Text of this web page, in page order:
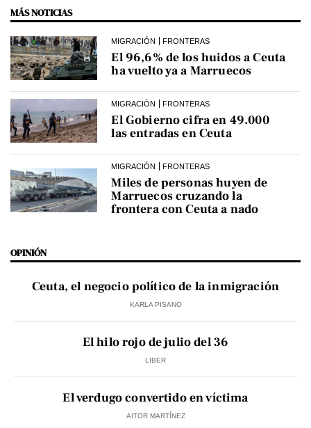
MÁS NOTICIAS
MIGRACIÓN FRONTERAS
El 96,6% de los huidos a Ceuta
ha vuelto ya a Marruecos
MIGRACIÓN FRONTERAS
El Gobierno cifra en 49.000
las entradas en Ceuta
MIGRACIÓN FRONTERAS
Miles de personas huyen de
Marruecos cruzando la
frontera con Ceuta a nado
OPINIÓN
Ceuta, el negocio político de la inmigración
KARLA PISANO
El hilo rojo de julio del 36
LIBER
El verdugo convertido en víctima
AITOR MARTÍNEZ